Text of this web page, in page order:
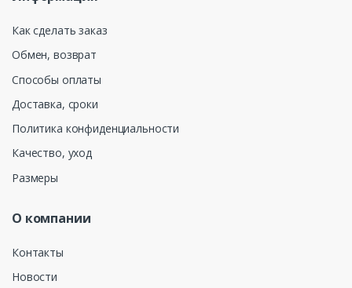
Как сделать заказ
Обмен, возврат
Способы оплаты
Доставка, сроки
Политика конфиденциальности
Качество, уход
Размеры
О компании
Контакты
Новости